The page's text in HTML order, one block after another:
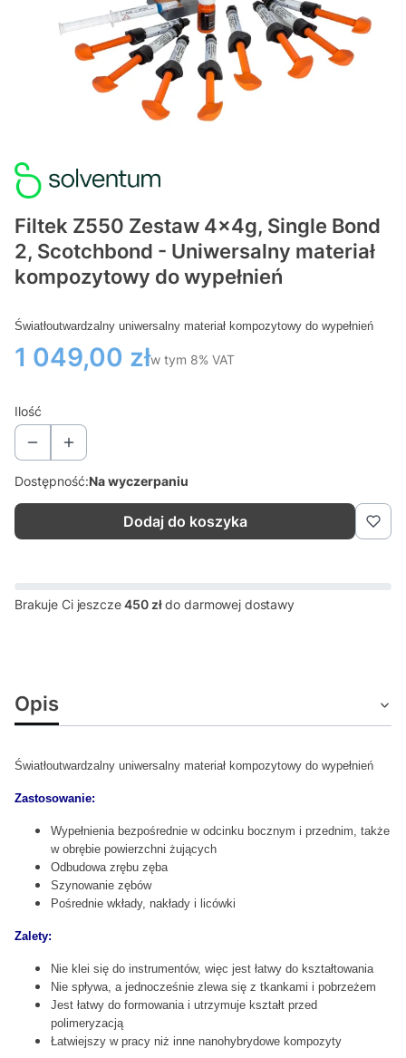
Filtek Z550 Zestaw 4x4g, Single Bond
2, Scotchbond - Uniwersalny materiał
kompozytowy do wypełnień
Światłoutwardzalny uniwersalny materiał kompozytowy do wypełnień
Cena
1 049,00 złw tym 8% VAT
w tym 8% VAT
Ilość
Dostępność:Na wyczerpaniu
Dodaj do koszyka
Brakuje Ci jeszcze450 złdo darmowej dostawy
Opis
Światłoutwardzalny uniwersalny materiał kompozytowy do wypełnień
Zastosowanie:
Wypełnienia bezpośrednie w odcinku bocznym i przednim, także
w obrębie powierzchni żujących
Odbudowa zrębu zęba
Szynowanie zębów
Pośrednie wkłady, nakłady i licówki
Zalety:
Nie klei się do instrumentów, więc jest łatwy do kształtowania
Nie spływa, a jednocześnie zlewa się z tkankami i pobrzeżem
Jest łatwy do formowania i utrzymuje kształt przed
polimeryzacją
Łatwiejszy w pracy niż inne nanohybrydowe kompozyty